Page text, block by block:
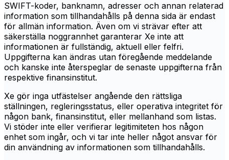
SWIFT-koder, banknamn, adresser och annan relaterad
information som tillhandahålls på denna sida är endast
för allmän information. Även om vi strävar efter att
säkerställa noggrannhet garanterar Xe inte att
informationen är fullständig, aktuell eller felfri.
Uppgifterna kan ändras utan föregående meddelande
och kanske inte återspeglar de senaste uppgifterna från
respektive finansinstitut.
Xe gör inga utfästelser angående den rättsliga
ställningen, regleringsstatus, eller operativa integritet för
någon bank, finansinstitut, eller mellanhand som listas.
Vi stöder inte eller verifierar legitimiteten hos någon
enhet som ingår, och vi tar inte heller något ansvar för
din användning av informationen som tillhandahålls.